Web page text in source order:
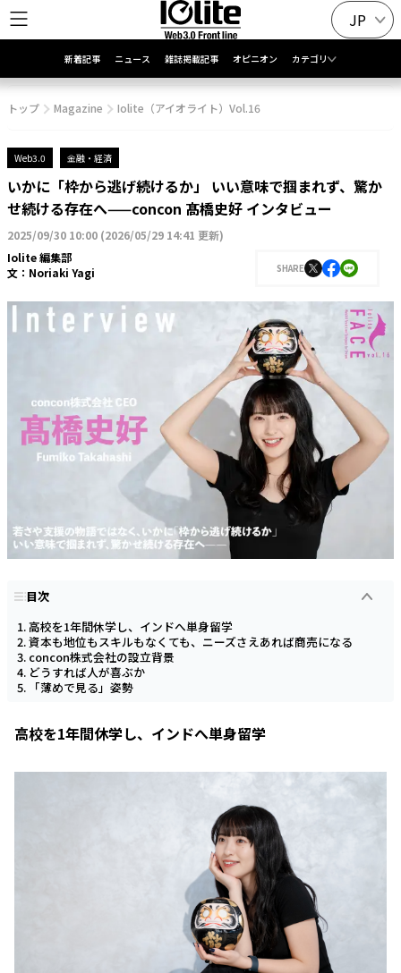
JP
新着記事 ニュース 雑誌掲載記事 オピニオン カテゴリ
トップ Magazine Iolite（アイオライト）Vol.16
Web3.0 金融・経済
いかに「枠から逃げ続けるか」 いい意味で掴まれず、驚か
せ続ける存在へ——concon 髙橋史好 インタビュー
2025/09/30 10:00 (2026/05/29 14:41 更新)
Iolite 編集部
文： Noriaki Yagi SHARE
目次
高校を1年間休学し、インドへ単身留学
資本も地位もスキルもなくても、ニーズさえあれば商売になる
concon株式会社の設立背景
どうすれば人が喜ぶか
「薄めで見る」姿勢
高校を1年間休学し、インドへ単身留学